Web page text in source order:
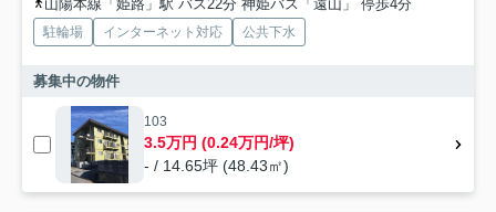
山陽本線「姫路」駅 バス22分 神姫バス「遠山」 停歩4分
駐輪場 インターネット対応 公共下水
募集中の物件
103
3.5万円 (0.24万円/坪)
- / 14.65坪 (48.43㎡)